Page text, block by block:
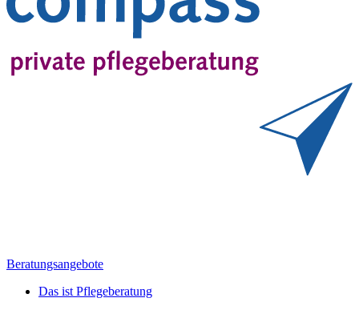
Beratungsangebote
Das ist Pflegeberatung